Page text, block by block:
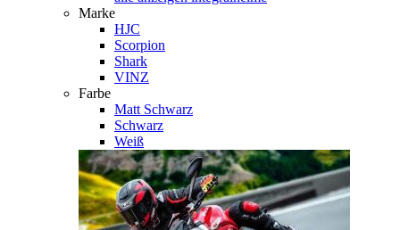
Marke
HJC
Scorpion
Shark
VINZ
Farbe
Matt Schwarz
Schwarz
Weiß